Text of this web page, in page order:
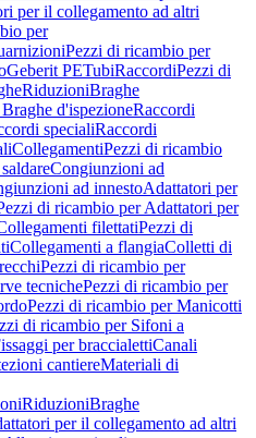
per il collegamento ad altri
per
Pezzi di ricambio per
Geberit PETubiRaccordiPezzi di
RiduzioniBraghe
d'ispezioneRaccordi
specialiRaccordi
CollegamentiPezzi di ricambio
Congiunzioni ad
ad innestoAdattatori per
di ricambio per Adattatori per
filettatiPezzi di
Collegamenti a flangiaColletti di
Pezzi di ricambio per
tecnichePezzi di ricambio per
Pezzi di ricambio per Manicotti
di ricambio per Sifoni a
per braccialettiCanali
cantiereMateriali di
RiduzioniBraghe
per il collegamento ad altri